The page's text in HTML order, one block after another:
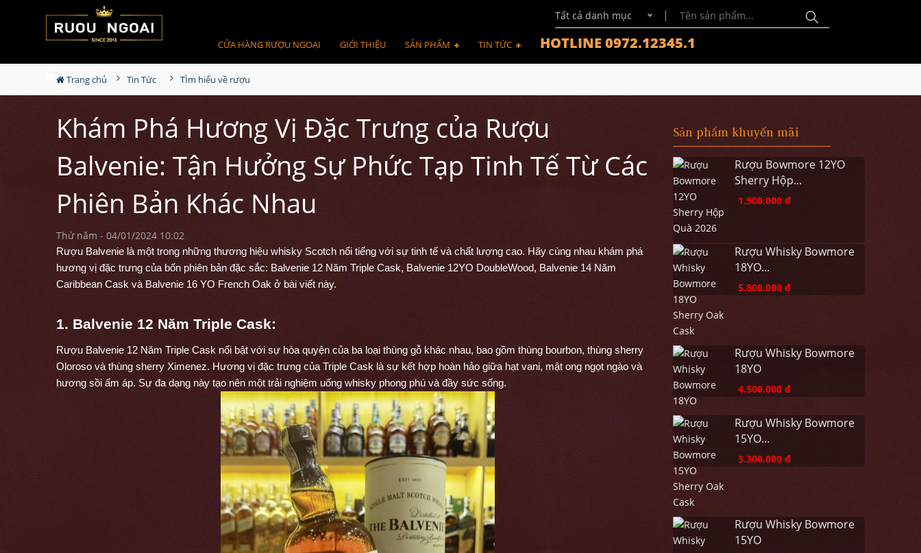
Tất cả danh mục
CỬA HÀNG RƯỢU NGOẠI GIỚI THIỆU SẢN PHẨM TIN TỨC HOTLINE 0972.12345.1
0 Giỏ hàng
Trang chủ Tin Tức TÌm hiểu về rượu
Khám Phá Hương Vị Đặc Trưng của Rượu
Balvenie: Tận Hưởng Sự Phức Tạp Tinh Tế Từ Các
Phiên Bản Khác Nhau
Thứ năm - 04/01/2024 10:02
Rượu Balvenie là một trong những thương hiệu whisky Scotch nổi tiếng với sự tinh tế và chất lượng cao. Hãy cùng nhau khám phá
hương vị đặc trưng của bốn phiên bản đặc sắc: Balvenie 12 Năm Triple Cask, Balvenie 12YO DoubleWood, Balvenie 14 Năm
Caribbean Cask và Balvenie 16 YO French Oak ở bài viết này.
1. Balvenie 12 Năm Triple Cask:
Rượu Balvenie 12 Năm Triple Cask nổi bật với sự hòa quyện của ba loại thùng gỗ khác nhau, bao gồm thùng bourbon, thùng sherry
Oloroso và thùng sherry Ximenez. Hương vị đặc trưng của Triple Cask là sự kết hợp hoàn hảo giữa hạt vani, mật ong ngọt ngào và
hương sồi ấm áp. Sự đa dạng này tạo nên một trải nghiệm uống whisky phong phú và đầy sức sống.
Sản phẩm khuyến mãi
Rượu Bowmore 12YO
Sherry Hộp...
1.900.000 đ
Rượu Whisky Bowmore
18YO...
5.800.000 đ
Rượu Whisky Bowmore
18YO
4.500.000 đ
Rượu Whisky Bowmore
15YO...
3.300.000 đ
Rượu Whisky Bowmore
15YO